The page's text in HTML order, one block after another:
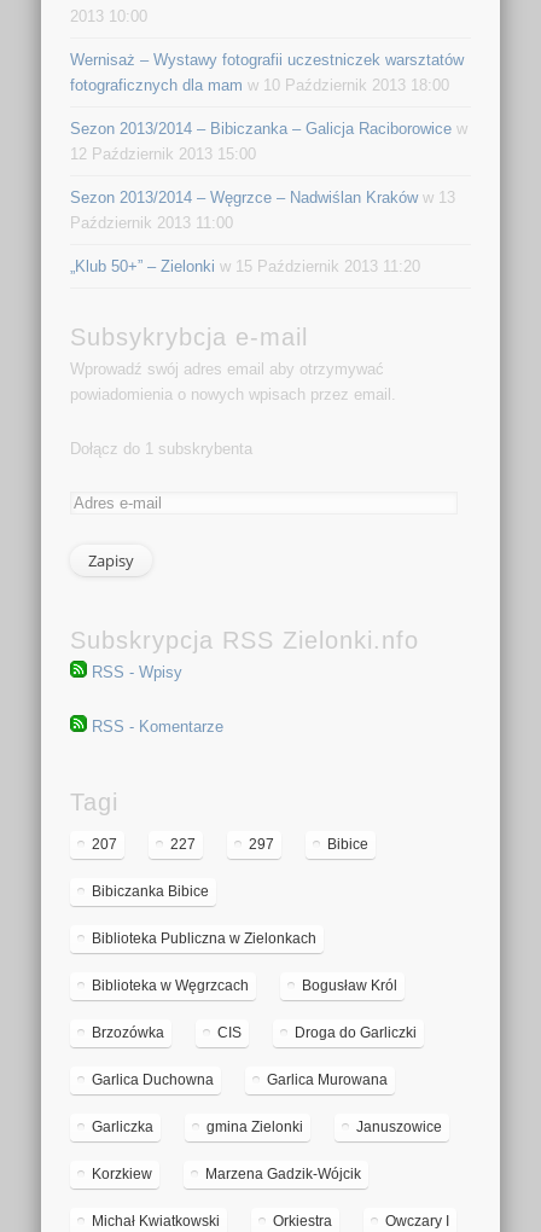
2013 10:00
Wernisaż – Wystawy fotografii uczestniczek warsztatów
fotograficznych dla mam w 10 Październik 2013 18:00
Sezon 2013/2014 – Bibiczanka – Galicja Raciborowice w
12 Październik 2013 15:00
Sezon 2013/2014 – Węgrzce – Nadwiślan Krakóww 13
Październik 2013 11:00
„Klub 50+” – Zielonki w 15 Październik 2013 11:20
Subsykrybcja e-mail
Wprowadź swój adres email aby otrzymywać
powiadomienia o nowych wpisach przez email.
Dołącz do 1 subskrybenta
Subskrypcja RSS Zielonki.nfo
RSS - Wpisy
RSS - Komentarze
Tagi
207 227 297 Bibice
Bibiczanka Bibice
Biblioteka Publiczna w Zielonkach
Biblioteka w Węgrzcach Bogusław Król
Brzozówka CIS Droga do Garliczki
Garlica Duchowna Garlica Murowana
Garliczka gmina Zielonki Januszowice
Korzkiew Marzena Gadzik-Wójcik
Michał Kwiatkowski Orkiestra Owczary I